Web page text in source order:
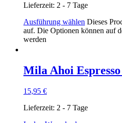
Lieferzeit: 2 - 7 Tage
Ausführung wählen Dieses
auf. Die Optionen können auf
werden
Mila Ahoi
15,95 €
Lieferzeit: 2 - 7 Tage